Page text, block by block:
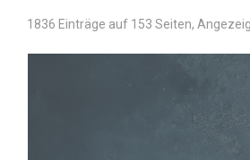
1836 Einträge auf 153 Seiten,